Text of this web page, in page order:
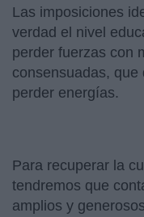
Las imposiciones
verdad el nivel
perder fuerzas con
consensuadas,
perder energías.
Para recuperar la
tendremos que
amplios y